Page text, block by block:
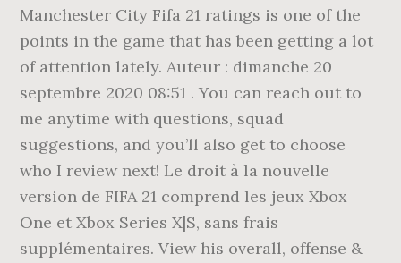
Manchester City Fifa 21 ratings is one of the
points in the game that has been getting a lot
of attention lately. Auteur : dimanche 20
septembre 2020 08:51 . You can reach out to
me anytime with questions, squad
suggestions, and you’ll also get to choose
who I review next! Le droit à la nouvelle
version de FIFA 21 comprend les jeux Xbox
One et Xbox Series X|S, sans frais
supplémentaires. View his overall, offense &